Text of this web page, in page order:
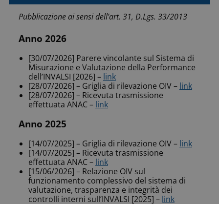
Pubblicazione ai sensi dell’art. 31, D.Lgs. 33/2013
Anno 2026
[30/07/2026] Parere vincolante sul Sistema di
Misurazione e Valutazione della Performance
dell’INVALSI [2026] – link
[28/07/2026] – Griglia di rilevazione OIV – link
[28/07/2026] – Ricevuta trasmissione
effettuata ANAC – link
Anno 2025
[14/07/2025] – Griglia di rilevazione OIV – link
[14/07/2025] – Ricevuta trasmissione
effettuata ANAC – link
[15/06/2026] – Relazione OIV sul
funzionamento complessivo del sistema di
valutazione, trasparenza e integrità dei
controlli interni sull’INVALSI [2025] – link